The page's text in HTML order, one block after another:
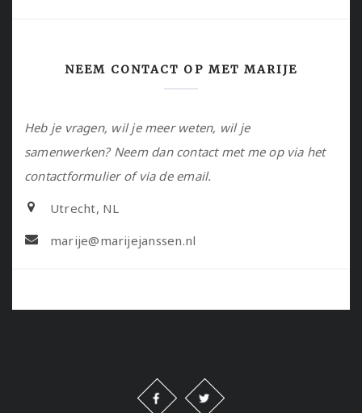
NEEM CONTACT OP MET MARIJE
Heb je vragen, wil je meer weten, wil je
samenwerken? Neem dan contact met me op via het
contactformulier of via de email.
Utrecht, NL
marije@marijejanssen.nl